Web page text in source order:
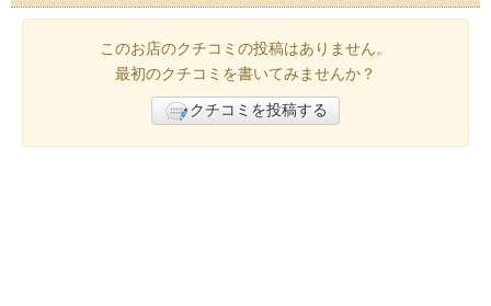
このお店のクチコミの投稿はありません。
最初のクチコミを書いてみませんか？
クチコミを投稿する